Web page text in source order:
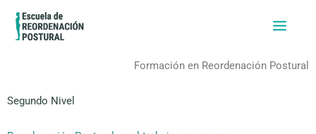
Formación en Reordenación Postural
Segundo Nivel